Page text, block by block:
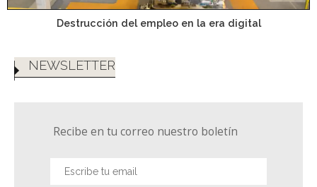
Destrucción del empleo en la era digital
NEWSLETTER
Recibe en tu correo nuestro boletín